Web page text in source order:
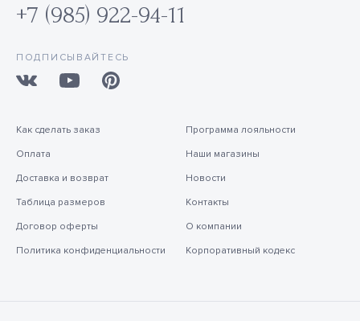
+7 (985) 922-94-11
ПОДПИСЫВАЙТЕСЬ
Как сделать заказ
Оплата
Доставка и возврат
Таблица размеров
Договор оферты
Политика конфиденциальности
Программа лояльности
Наши магазины
Новости
Контакты
О компании
Корпоративный кодекс